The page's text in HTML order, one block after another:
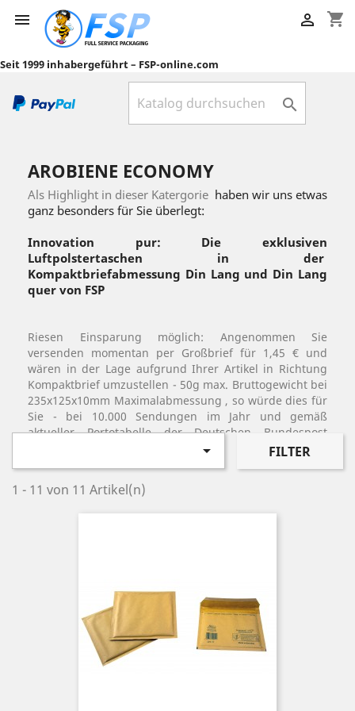
 shopping_cart

Seit 1999 inhabergeführt – FSP-online.com

AROBIENE ECONOMY
Als Highlight in dieser Katergorie haben wir uns etwas
ganz besonders für Sie überlegt:
Innovation pur: Die exklusiven
Luftpolstertaschen in der
Kompaktbriefabmessung Din Lang und Din Lang
quer von FSP
Riesen Einsparung möglich: Angenommen Sie
versenden momentan per Großbrief für 1,45 € und
wären in der Lage aufgrund Ihrer Artikel in Richtung
Kompaktbrief umzustellen - 50g max. Bruttogewicht bei
235x125x10mm Maximalabmessung , so würde dies für
Sie - bei 10.000 Sendungen im Jahr und gemäß
aktueller Portotabelle der Deutschen Bundespost
(Stand Februar 2014) - eine satte Ersparnis von 5500.- €
Mit diesen Luftpolstertaschen können Sie sehr
kostengünstig - für 0,90€ Porto -siehe Kompaktbrief-
Neben diesen Spezial-Versandtaschen - Kompakt
Luftpolstertaschen DIN Lang , und Kompaktbrief
Luftpolstertaschen Din Lang Quer
- welche von uns
entwickelt wurden und daher als Gebrauchsmuster
geschützt sind, bieten wir noch eine ganz stattliche
farbigen Luftpolstertaschen
 FILTER
1 - 11 von 11 Artikel(n)